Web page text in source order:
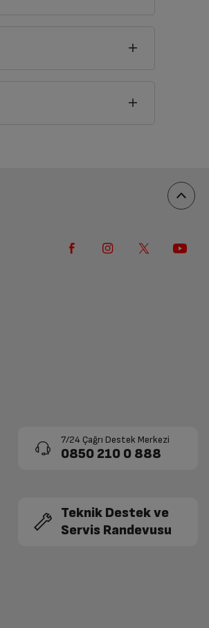
7/24 Çağrı Destek Merkezi
0850 210 0 888
Teknik Destek ve
Servis Randevusu